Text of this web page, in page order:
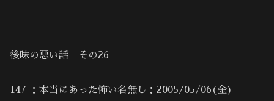
後味の悪い話 その26
147 ：本当にあった怖い名無し：2005/05/06(金)